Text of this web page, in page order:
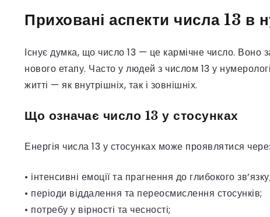
Приховані аспекти числа 13 в
Існує думка, що число 13 — це кармічне число. Воно
нового етапу. Часто у людей з числом 13 у
житті — як внутрішніх, так і зовнішніх.
Що означає число 13 у стосунках
Енергія числа 13 у стосунках може проявлятися
• інтенсивні емоції та прагнення до глибокого зв’язку;
• періоди віддалення та переосмислення стосунків;
• потребу у вірності та чесності;